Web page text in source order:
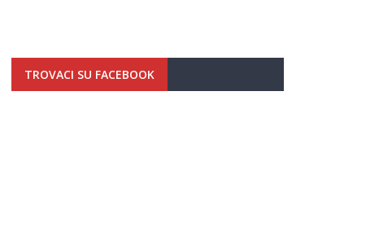
TROVACI SU FACEBOOK